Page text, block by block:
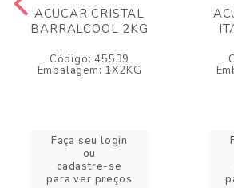
ACUCAR CRISTAL
BARRALCOOL 2KG
Código: 45539
Embalagem: 1X2KG
Faça seu login
ou
cadastre-se
para ver preços